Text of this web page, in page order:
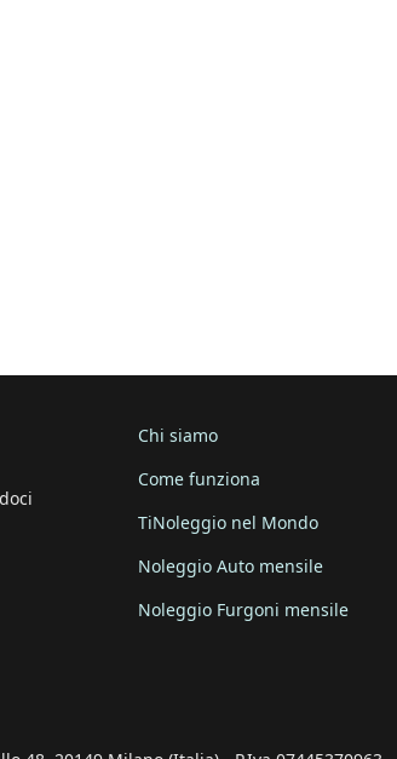
Chi siamo
Come funziona
TiNoleggio nel Mondo
Noleggio Auto mensile
Noleggio Furgoni mensile